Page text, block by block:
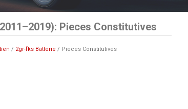
Pieces Constitutives
/ 2gr-fks Batterie / Pieces Constitutives